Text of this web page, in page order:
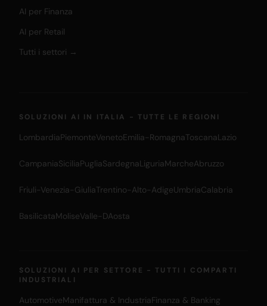
AI per Finanza
AI per Retail
Tutti i settori →
SOLUZIONI AI IN ITALIA - TUTTE LE REGIONI
LombardiaPiemonteVenetoEmilia-RomagnaToscanaLazio
CampaniaSiciliaPugliaSardegnaLiguriaMarcheAbruzzo
Friuli-Venezia-GiuliaTrentino-Alto-AdigeUmbriaCalabria
BasilicataMoliseValle-DAosta
SOLUZIONI AI PER SETTORE - TUTTI I COMPARTI
INDUSTRIALI
AutomotiveManifattura & IndustriaFinanza & Banking